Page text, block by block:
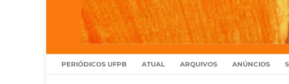
PERIÓDICOS UFPB ATUAL ARQUIVOS ANÚNCIOS